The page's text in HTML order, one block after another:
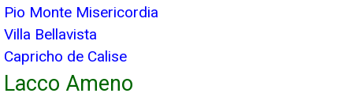
Pio Monte Misericordia
Villa Bellavista
Capricho de Calise
Lacco Ameno